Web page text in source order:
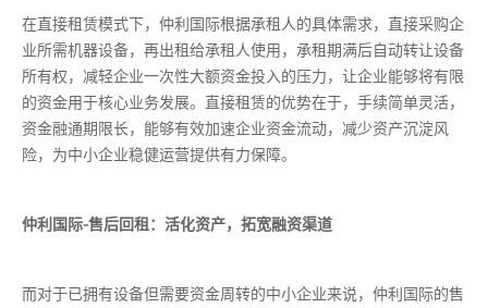
在直接租赁模式下，仲利国际根据承租人的具体需求，直接采购企
业所需机器设备，再出租给承租人使用，承租期满后自动转让设备
所有权，减轻企业一次性大额资金投入的压力，让企业能够将有限
的资金用于核心业务发展。直接租赁的优势在于，手续简单灵活，
资金融通期限长，能够有效加速企业资金流动，减少资产沉淀风
险，为中小企业稳健运营提供有力保障。
仲利国际-售后回租：活化资产，拓宽融资渠道
而对于已拥有设备但需要资金周转的中小企业来说，仲利国际的售